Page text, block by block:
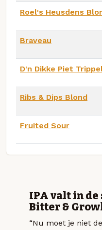
Roel's Heusdens
Braveau
D'n Dikke Piet
Ribs & Dips Blond
Fruited Sour
IPA valt in
Bitter &
“Nu moet je niet